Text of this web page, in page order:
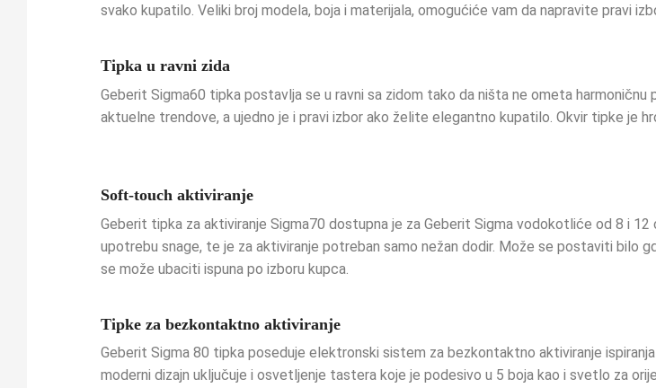
svako kupatilo. Veliki broj modela, boja i materijala, omogućiće vam da napravite pravi
Tipka u ravni zida
Geberit Sigma60 tipka postavlja se u ravni sa zidom tako da ništa ne ometa harmoničnu
aktuelne trendove, a ujedno je i pravi izbor ako želite elegantno kupatilo. Okvir tipke je
Soft-touch aktiviranje
Geberit tipka za aktiviranje Sigma70 dostupna je za Geberit Sigma vodokotliće od 8 i
upotrebu snage, te je za aktiviranje potreban samo nežan dodir. Može se postaviti bilo
se može ubaciti ispuna po izboru kupca.
Tipke za bezkontaktno aktiviranje
Geberit Sigma 80 tipka poseduje elektronski sistem za bezkontaktno aktiviranje
moderni dizajn uključuje i osvetljenje tastera koje je podesivo u 5 boja kao i svetlo za